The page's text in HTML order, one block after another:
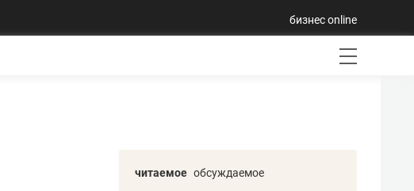
бизнес online
читаемое обсуждаемое